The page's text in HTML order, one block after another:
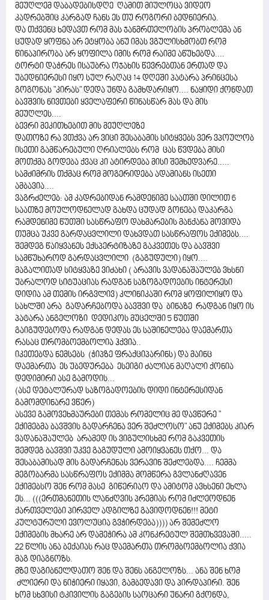
მეუღლემ დაბადებისდღე ღამით მიულოცა ვიდეო
კადრებშიც კარგად ჩანს ეს თუ როგორი ბედნიერია.
და თქვენც ხედავთ რომ მას ჯანმრთელობის პრობლემა ან
ცუდად ყოფნა არ ეტყობა ანუ იმას ვგულისხმობთ რომ
წინაპირობა არ ყოფილა იმის რომ რაიმე აწუხებდა....
ტორტი დაჭრეს ისაუბრა ოჯახის წევრებთან ერთად და
უბედნიერესი იყო სულ რაღაც 14 დღეში პატარა პრინცესა
გოგონას "კირას" დედა უნდა გამხდარიყო.... ნაყიდი ქონდათ
ბავშვის ნივთები ყველაფერი წინასწარ მას და მის
მეუღლეს....
ბევრი მეკითხებით მის მეუღლეზე
დათოზე რა ვთქვა არ ვიცი შესაბამის სიტყვებს ვერ ვპოულობ
ისეთი გამწარებული ღრიალებს რომ ცას წვდება მისი
მოთქმა გოდება ქვაც კი ატირდება მისი შემხედვარე.....
სამძიმრის თქმაც რომ მოგერიდება ადამიანს ისეთი
ამბავია....
ვაგრძელებ: ამ კადრებიდან რამდენიმე საათში დილით 6
საათზე მოულოდნელად გახდა ცუდად გონება დაკარგა
რამდენიმე წუთში სასწრაფო დახმარების მანქანა მოვიდა
თუმცა უკვე გარდაცვლილი დახვდათ სასწრაფოს ექიმებს....
შემდეგ წაიყვანეს ექსპერტიზაზე გაკვეთეს და ბავშვი
სამწუხაროდ გარდაცვლილი (გაგუდული) იყო....
მაგალითად სიტყვაზე ვიძახი ( არავის ვადანაშაულებ ვხსნი
უბრალოდ სიტუაციას რადგან საზოგადოების ინტერესი
დიდია ამ თემის ირგვლივ) კლინიკაში რომ ყოფილიყო და
სახლში არა გადარჩებოდა ბავშვი და ბინაზე რადგან იყო ის
პატარა ანგელოზი დედიკოს მუცელში 5 წუთში
გაიგუდებოდა რადგან დედას ეს საშინელება დაემართა
რასაც თრომბოემბოლია ჰქვია..
იკეთებდა ნემსებს (ჭიპზე ფრაქციპარინს) და მაინც
დაემართა ეს უბედურება ესეიგი ძალიან მაღალი ქონია
დედიმირი ასე გამოდის...
(ასე დეტალურად საზოგადოების დიდი ინტერესიდან
გამომდინარე ვწერ)
ასევე გამოვეხმაურები თემას რომელიც მე დავწერე "
ექიმებმა ბავშვის გადარჩენა ვერ შეძლოსო" ანუ ექიმებს კიარ
ვადანაშაულებ არამედ ის ვიგულისხმე რომ გაკვეთის
შემდეგ ბავშვი უკვე გაგუდული ამოიყვანეს თქო... და
შესაბამისად მის გადარჩენას ვერავინ შეძლებდა.... ჩემმა
მეგობარმა სასწრაფოს ექიმმა მომწერა გვლანძღავენ
ექიმებსო შენ რომ მასე გიწერიაო და ამიტომ ავხსენი ეხლა
ეს... (((ერთმანეთის ლანძღვის პრემიას რომ იძლეოდნენ
ქართველები პირველ ადგილზე გავიდოდნენ!!! მეტი
კულტურული ევოლუცია გვჭირდება)))) არ შემეძლო
ექიმების მხარე არ დამეჭირა ამ კონკრეტულ შემთხვევაში.....
22 წლის ანა ბექაიას რაც დაემართა თრომბოემბოლია ქვია
მაგ დიაგნოზს.
მზე დაგიბნელდათო შენ და შენს ანგელოზს... ანა შენ ხომ
ძლიერი და ნიჭიერი იყავი, გამბედავი და პირდაპირი. შენ
ხომ სხვისი ტკივილის გაგების საოცარი უნარი გქონდა,